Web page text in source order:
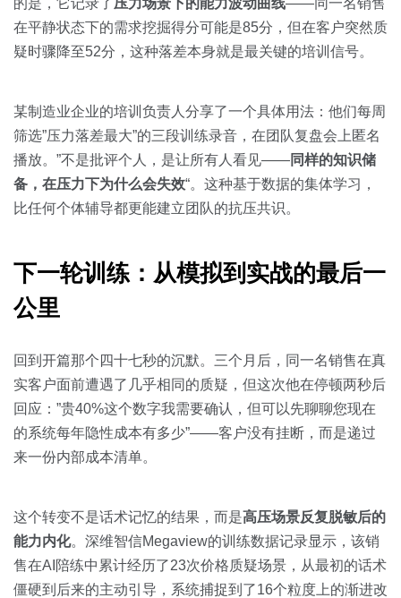
的是，它记录了 压力场景下的能力波动曲线——同一名销售
在平静状态下的需求挖掘得分可能是85分，但在客户突然质
疑时骤降至52分，这种落差本身就是最关键的培训信号。
某制造业企业的培训负责人分享了一个具体用法：他们每周
筛选”压力落差最大”的三段训练录音，在团队复盘会上匿名
播放。”不是批评个人，是让所有人看见——同样的知识储
备，在压力下为什么会失效“。这种基于数据的集体学习，
比任何个体辅导都更能建立团队的抗压共识。
下一轮训练：从模拟到实战的最后一
公里
回到开篇那个四十七秒的沉默。三个月后，同一名销售在真
实客户面前遭遇了几乎相同的质疑，但这次他在停顿两秒后
回应：”贵40%这个数字我需要确认，但可以先聊聊您现在
的系统每年隐性成本有多少”——客户没有挂断，而是递过
来一份内部成本清单。
这个转变不是话术记忆的结果，而是高压场景反复脱敏后的
能力内化。深维智信Megaview的训练数据记录显示，该销
售在AI陪练中累计经历了23次价格质疑场景，从最初的话术
僵硬到后来的主动引导，系统捕捉到了16个粒度上的渐进改